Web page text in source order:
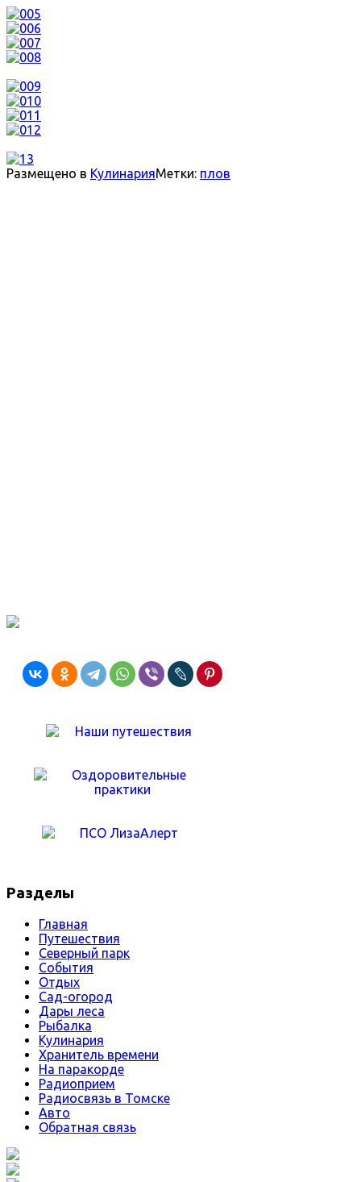
Размещено в КулинарияМетки: плов
Разделы
Главная
Путешествия
Северный парк
События
Отдых
Сад-огород
Дары леса
Рыбалка
Кулинария
Хранитель времени
На паракорде
Радиоприем
Радиосвязь в Томске
Авто
Обратная связь